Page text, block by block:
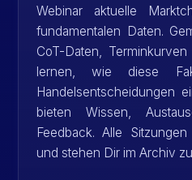
Webinar aktuelle
fundamentalen Daten.
CoT-Daten,
lernen, wie diese
Handelsentscheidungen
bieten Wissen,
Feedback. Alle
und stehen Dir im Archiv